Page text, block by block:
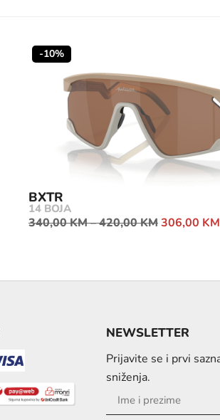
-10%
BXTR
14 BOJA
340,00KM–420,00KM306,00 KM
NEWSLETTER
Prijavite se i prvi
sniženja.